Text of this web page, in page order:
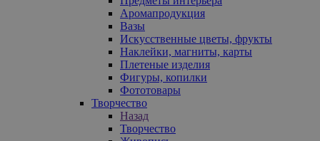
Аромапродукция
Вазы
Искусственные цветы, фрукты
Наклейки, магниты, карты
Плетеные изделия
Фигуры, копилки
Фототовары
Творчество
Назад
Творчество